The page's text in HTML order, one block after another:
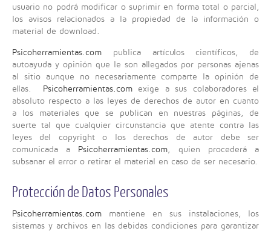
usuario no podrá modificar o suprimir en forma total o parcial,
los avisos relacionados a la propiedad de la información o
material de download.
Psicoherramientas.com publica artículos científicos, de
autoayuda y opinión que le son allegados por personas ajenas
al sitio aunque no necesariamente comparte la opinión de
ellas.
Psicoherramientas.comexige a sus colaboradores el
absoluto respecto a las leyes de derechos de autor en cuanto
a los materiales que se publican en nuestras páginas, de
suerte tal que cualquier circunstancia que atente contra las
leyes del copyright o los derechos de autor debe ser
comunicada a
Psicoherramientas.com, quien procederá a
subsanar el error o retirar el material en caso de ser necesario.
Protección de Datos Personales
Psicoherramientas.com mantiene en sus instalaciones, los
sistemas y archivos en las debidas condiciones para garantizar